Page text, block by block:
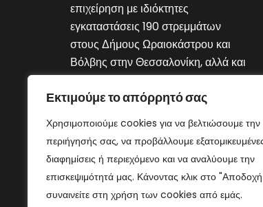
Εκτιμούμε το απόρρητό σας
Χρησιμοποιούμε cookies για να βελτιώσουμε την
περιήγησής σας, να προβάλλουμε
διαφημίσεις ή περιεχόμενο και να αναλύουμε την
επισκεψιμότητά μας. Κάνοντας κλικ στο
συναινείτε στη χρήση των cookies από εμάς.
επιχείρηση με ιδιόκτητες
εγκαταστάσεις 190 στρεμμάτων
στους Δήμους Ωραιοκάστρου και
Βόλβης στην Θεσσαλονίκη, αλλά και
στον Δήμο Μουριών του νομού
Κιλκίς.
Connect With Us